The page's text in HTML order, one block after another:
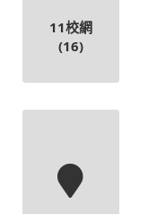
11校網
(16)